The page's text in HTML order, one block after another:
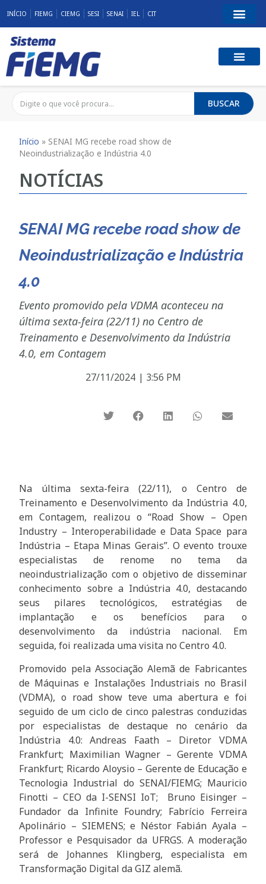
INÍCIO FIEMG CIEMG SESI SENAI IEL CIT
BUSCAR
Início » SENAI MG recebe road show de
Neoindustrialização e Indústria 4.0
NOTÍCIAS
SENAI MG recebe road show de
Neoindustrialização e Indústria
4.0
Evento promovido pela VDMA aconteceu na
última sexta-feira (22/11) no Centro de
Treinamento e Desenvolvimento da Indústria
4.0, em Contagem
27/11/2024 | 3:56 PM
Na última sexta-feira (22/11), o Centro de
Treinamento e Desenvolvimento da Indústria 4.0,
em Contagem, realizou o “Road Show – Open
Industry – Interoperabilidade e Data Space para
Indústria – Etapa Minas Gerais”. O evento trouxe
especialistas de renome no tema da
neoindustrialização com o objetivo de disseminar
conhecimento sobre a Indústria 4.0, destacando
seus pilares tecnológicos, estratégias de
implantação e os benefícios para o
desenvolvimento da indústria nacional. Em
seguida, foi realizada uma visita no Centro 4.0.
Promovido pela Associação Alemã de Fabricantes
de Máquinas e Instalações Industriais no Brasil
(VDMA), o road show teve uma abertura e foi
seguido de um ciclo de cinco palestras conduzidas
por especialistas de destaque no cenário da
Indústria 4.0: Andreas Faath – Diretor VDMA
Frankfurt; Maximilian Wagner – Gerente VDMA
Frankfurt; Ricardo Aloysio – Gerente de Educação e
Tecnologia Industrial do SENAI/FIEMG; Mauricio
Finotti – CEO da I-SENSI IoT; Bruno Eisinger –
Fundador da Infinite Foundry; Fabrício Ferreira
Apolinário – SIEMENS; e Néstor Fabián Ayala –
Professor e Pesquisador da UFRGS. A moderação
será de Johannes Klingberg, especialista em
Transformação Digital da GIZ alemã.